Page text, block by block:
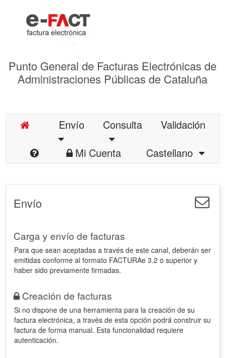
Punto General de Facturas Electrónicas de
Administraciones Públicas de Cataluña
Envío Consulta
Validación
Mi Cuenta
Castellano
Envío
Carga y envío de facturas
Para que sean aceptadas a través de este canal, deberán ser
emitidas conforme al formato FACTURAe 3.2 o superior y
haber sido previamente firmadas.
Creación de facturas
Si no dispone de una herramienta para la creación de su
factura electrónica, a través de esta opción podrá construir su
factura de forma manual. Esta funcionalidad requiere
autenticación.